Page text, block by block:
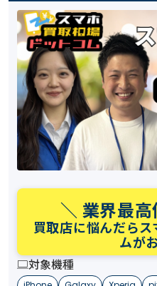
＼ 業界最
買取店に悩んだら
ムが
対象機種